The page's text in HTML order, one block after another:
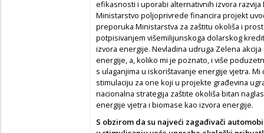
efikasnosti i uporabi alternativnih izvora
Ministarstvo poljoprivrede financira projekt
preporuka Ministarstva za zaštitu okoliša i
potpisivanjem višemilijunskoga dolarskog
izvora energije. Nevladina udruga Zelena
energije, a, koliko mi je poznato, i više
s ulaganjima u iskorištavanje energije vjetra.
stimulaciju za one koji u projekte građevina
nacionalna strategija zaštite okoliša bitan
energije vjetra i biomase kao izvora energije.
S obzirom da su najveći zagađivači